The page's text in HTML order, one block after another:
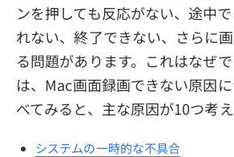
ンを押しても反応がない、途中
れない、終了できない、さらに
る問題があります。これはなぜ
は、Mac画面録画できない原因
べてみると、主な原因が10つ考え
システムの一時的な不具合